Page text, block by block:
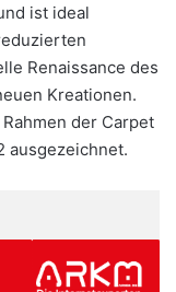
ist ideal
Renaissance des
Kreationen.
der Carpet
ausgezeichnet.